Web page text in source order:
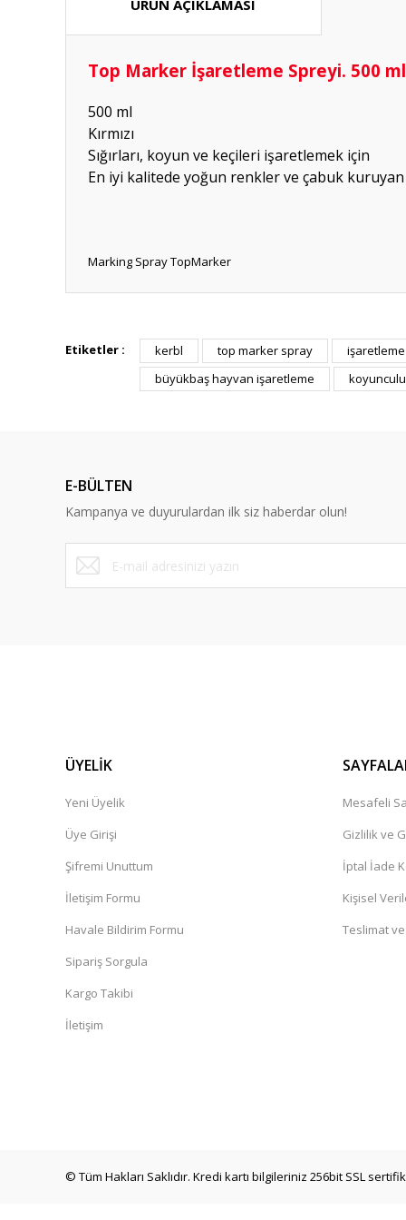
ÜRÜN AÇIKLAMASI
Top Marker İşaretleme Spreyi. 500 ml.
500 ml
Kırmızı
Sığırları, koyun ve keçileri işaretlemek için
En iyi kalitede yoğun renkler ve çabuk
Marking Spray TopMarker
P... K... | 26/07/2026
Etiketler : kerbl top marker spray
büyükbaş hayvan işaretleme
E-BÜLTEN
Kampanya ve duyurulardan ilk siz haberdar olun!
ÜYELİK
Yeni Üyelik
Üye Girişi
Şifremi Unuttum
İletişim Formu
Havale Bildirim Formu
Sipariş Sorgula
Kargo Takibi
İletişim
Mesafeli
Gizlilik ve
İptal İade
Kişisel
Teslimat
© Tüm Hakları Saklıdır. Kredi kartı bilgileriniz 256bit SSL